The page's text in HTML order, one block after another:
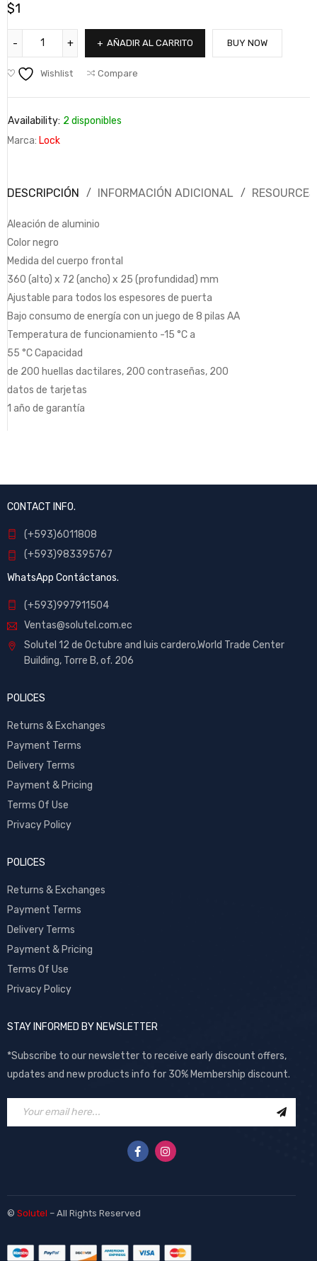
$1
AÑADIR AL CARRITO BUY NOW
Wishlist Compare
Availability: 2 disponibles
Marca: Lock
DESCRIPCIÓN INFORMACIÓN ADICIONAL RESOURCES
Aleación de aluminio
Color negro
Medida del cuerpo frontal
360 (alto) x 72 (ancho) x 25 (profundidad) mm
Ajustable para todos los espesores de puerta
Bajo consumo de energía con un juego de 8 pilas AA
Temperatura de funcionamiento -15 °C a
55 °C Capacidad
de 200 huellas dactilares, 200 contraseñas, 200
datos de tarjetas
1 año de garantía
CONTACT INFO.
(+593)6011808
(+593)983395767
WhatsApp Contáctanos.
(+593)997911504
Ventas@solutel.com.ec
Solutel 12 de Octubre and luis cardero,World Trade Center
Building, Torre B, of. 206
POLICES
Returns & Exchanges
Payment Terms
Delivery Terms
Payment & Pricing
Terms Of Use
Privacy Policy
POLICES
Returns & Exchanges
Payment Terms
Delivery Terms
Payment & Pricing
Terms Of Use
Privacy Policy
STAY INFORMED BY NEWSLETTER
*Subscribe to our newsletter to receive early discount offers,
updates and new products info for 30% Membership discount.
© Solutel – All Rights Reserved